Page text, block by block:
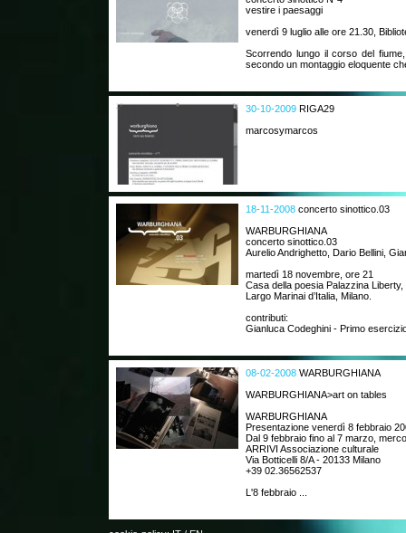
vestire i paesaggi
venerdì 9 luglio alle ore 21.30,
Scorrendo lungo il corso del
secondo un montaggio eloquente
30-10-2009 RIGA29
marcosymarcos
18-11-2008 concerto sinottico.03
WARBURGHIANA
concerto sinottico.03
Aurelio Andrighetto, Dario Bellini,
martedì 18 novembre, ore 21
Casa della poesia Palazzina Liberty,
Largo Marinai d’Italia, Milano.
contributi:
Gianluca Codeghini - Primo
08-02-2008 WARBURGHIANA
WARBURGHIANA>art on tables
WARBURGHIANA
Presentazione venerdì 8 febbraio
Dal 9 febbraio fino al 7 marzo,
ARRIVI Associazione culturale
Via Botticelli 8/A - 20133 Milano
+39 02.36562537
L'8 febbraio ...